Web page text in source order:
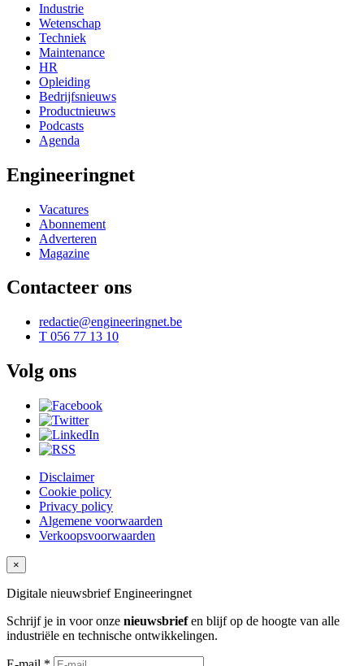
Industrie
Wetenschap
Techniek
Maintenance
HR
Opleiding
Bedrijfsnieuws
Productnieuws
Podcasts
Agenda
Engineeringnet
Vacatures
Abonnement
Adverteren
Magazine
Contacteer ons
redactie@engineeringnet.be
T 056 77 13 10
Volg ons
Disclaimer
Cookie policy
Privacy policy
Algemene voorwaarden
Verkoopsvoorwaarden
×
Digitale nieuwsbriefEngineeringnet
Schrijf je in voor onze nieuwsbriefen blijf op de hoogte van alle
industriële en technische ontwikkelingen.